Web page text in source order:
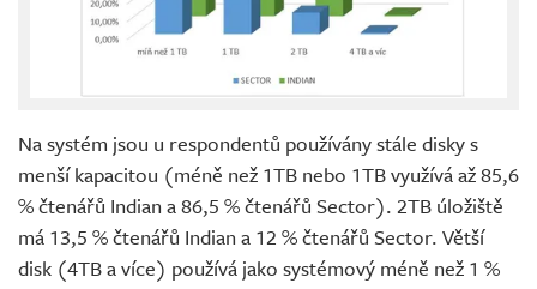
Na systém jsou u respondentů používány stále disky s
menší kapacitou (méně než 1TB nebo 1TB využívá až 85,6
% čtenářů Indian a 86,5 % čtenářů Sector). 2TB úložiště
má 13,5 % čtenářů Indian a 12 % čtenářů Sector. Větší
disk (4TB a více) používá jako systémový méně než 1 %